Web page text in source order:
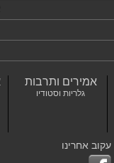
אמירים ותרבות
גלריות וסטודיו
עקוב אחרינו